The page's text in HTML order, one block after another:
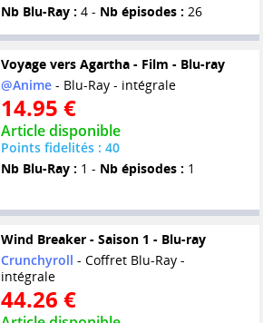
Nb Blu-Ray : 4 - Nb épisodes : 26
Voyage vers Agartha - Film - Blu-ray
@Anime- Blu-Ray - intégrale
14.95 €
Article disponible
Points fidelités : 40
Nb Blu-Ray : 1 - Nb épisodes : 1
Wind Breaker - Saison 1 - Blu-ray
Crunchyroll - Coffret Blu-Ray -
intégrale
44.26 €